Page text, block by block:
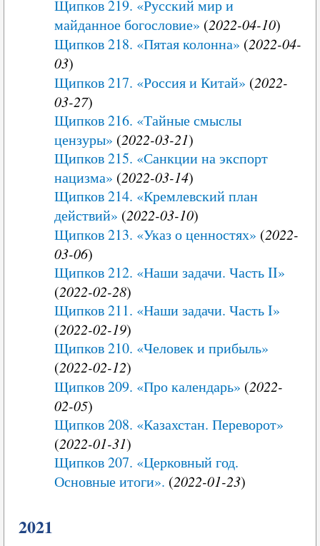
Щипков 219. «Русский мир и
майданное богословие» (2022-04-10)
Щипков 218. «Пятая колонна» (2022-04-
03)
Щипков 217. «Россия и Китай» (2022-
03-27)
Щипков 216. «Тайные смыслы
цензуры» (2022-03-21)
Щипков 215. «Санкции на экспорт
нацизма» (2022-03-14)
Щипков 214. «Кремлевский план
действий» (2022-03-10)
Щипков 213. «Указ о ценностях» (2022-
03-06)
Щипков 212. «Наши задачи. Часть II»
(2022-02-28)
Щипков 211. «Наши задачи. Часть I»
(2022-02-19)
Щипков 210. «Человек и прибыль»
(2022-02-12)
Щипков 209. «Про календарь» (2022-
02-05)
Щипков 208. «Казахстан. Переворот»
(2022-01-31)
Щипков 207. «Церковный год.
Основные итоги». (2022-01-23)
2021